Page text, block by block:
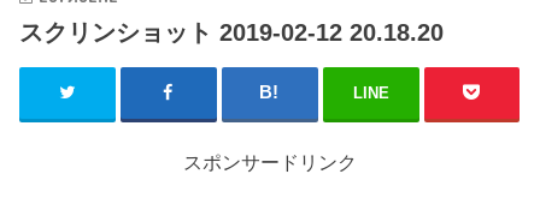
スクリンショット 2019-02-12 20.18.20
LINE
スポンサードリンク